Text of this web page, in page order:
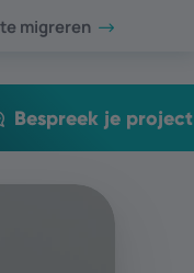
migreren
Bespreek je project